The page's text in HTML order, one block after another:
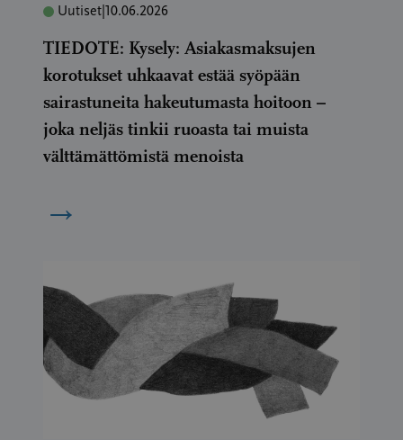
Uutiset 10.06.2026
TIEDOTE: Kysely: Asiakasmaksujen
korotukset uhkaavat estää syöpään
sairastuneita hakeutumasta hoitoon –
joka neljäs tinkii ruoasta tai muista
välttämättömistä menoista
→